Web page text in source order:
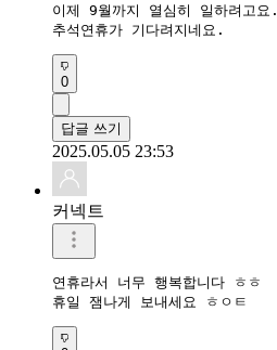
이제 9월까지 열심히 일하려고요.
추석연휴가 기다려지네요.
0
답글 쓰기
2025.05.05 23:53
커넥트
연휴라서 너무 행복합니다 ㅎㅎ
휴일 잼나게 보내세요 ㅎㅇㅌ